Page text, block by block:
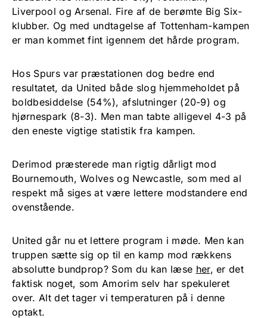
Liverpool og Arsenal. Fire af de berømte Big Six-
klubber. Og med undtagelse af Tottenham-kampen
er man kommet fint igennem det hårde program.
Hos Spurs var præstationen dog bedre end
resultatet, da United både slog hjemmeholdet på
boldbesiddelse (54%), afslutninger (20-9) og
hjørnespark (8-3). Men man tabte alligevel 4-3 på
den eneste vigtige statistik fra kampen.
Derimod præsterede man rigtig dårligt mod
Bournemouth, Wolves og Newcastle, som med al
respekt må siges at være lettere modstandere end
ovenstående.
United går nu et lettere program i møde. Men kan
truppen sætte sig op til en kamp mod rækkens
absolutte bundprop? Som du kan læse her, er det
faktisk noget, som Amorim selv har spekuleret
over. Alt det tager vi temperaturen på i denne
optakt.